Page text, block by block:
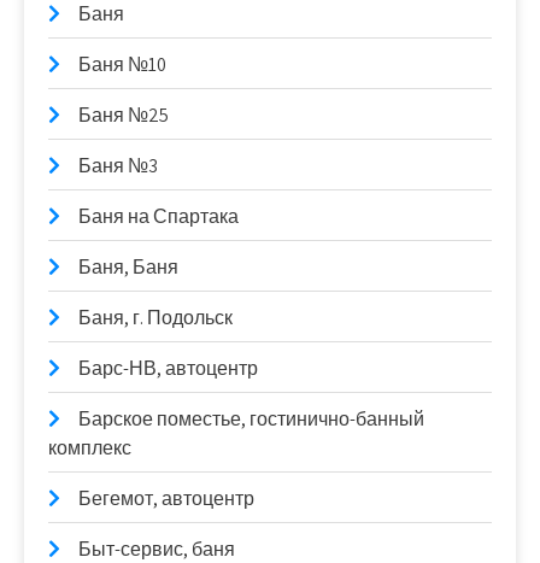
Баня
Баня №10
Баня №25
Баня №3
Баня на Спартака
Баня, Баня
Баня, г. Подольск
Барс-НВ, автоцентр
Барское поместье, гостинично-банный
комплекс
Бегемот, автоцентр
Быт-сервис, баня